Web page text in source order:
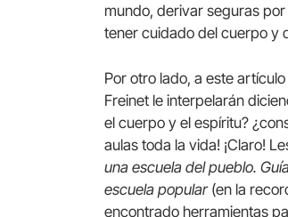
mundo, derivar seguras
tener cuidado del cuerpo y
Por otro lado, a este
Freinet le interpelarán
el cuerpo y el espíritu?
aulas toda la vida! ¡Claro!
una escuela del pueblo.
escuela popular(en la
encontrado herramientas